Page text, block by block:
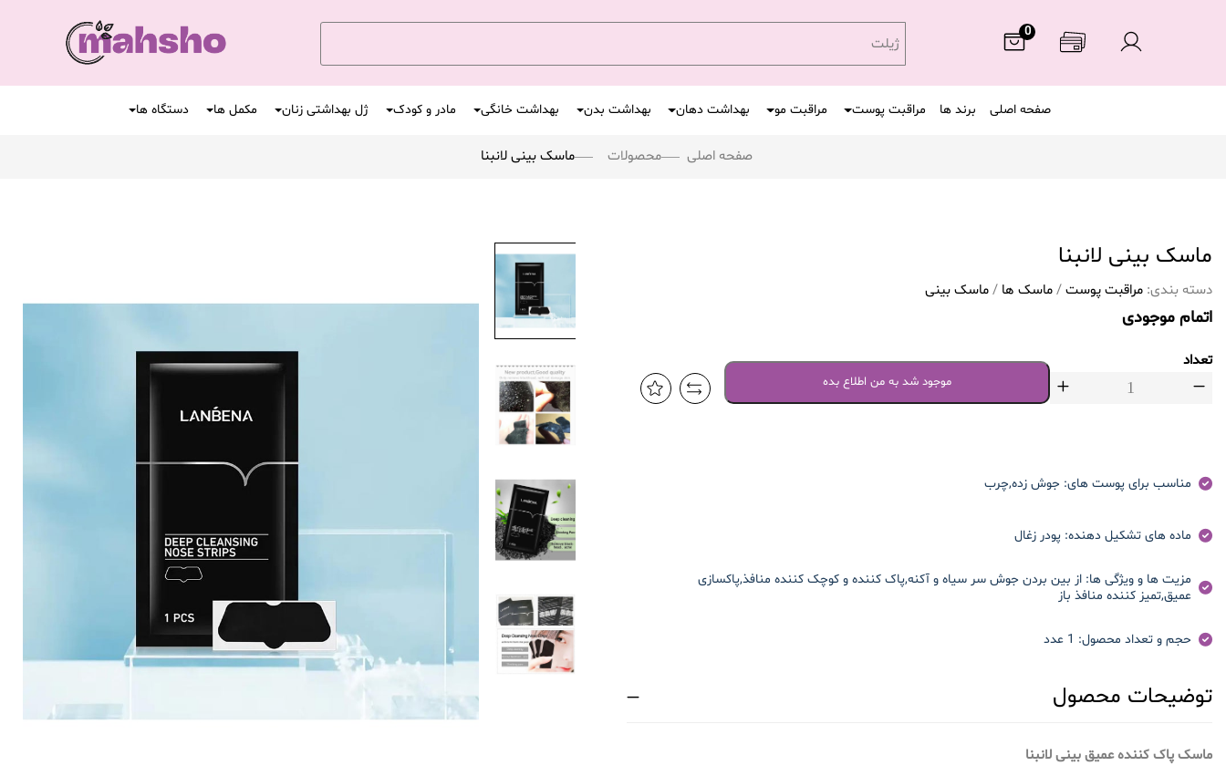
0
ژیلت
صفحه اصلی برند ها مراقبت پوست مراقبت مو بهداشت دهان بهداشت بدن بهداشت خانگی مادر و کودک ژل بهداشتی زنان مکمل ها دستگاه ها
صفحه اصلی محصولات ماسک بینی لانبنا
ماسک بینی لانبنا
دسته بندی: مراقبت پوست/ماسک ها /ماسک بینی
اتمام موجودی
تعداد
موجود شد به من اطلاع بده
مناسب برای پوست های: جوش زده,چرب
ماده های تشکیل دهنده: پودر زغال
مزیت ها و ویژگی ها: از بین بردن جوش سر سیاه و آکنه,پاک کننده و کوچک کننده منافذ,پاکسازی
عمیق,تمیز کننده منافذ باز
حجم و تعداد محصول:
توضیحات محصول
ماسک پاک کننده عمیق بینی لانبنا